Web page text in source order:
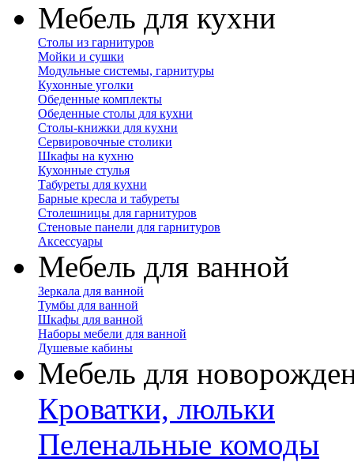
Мебель для кухни
Столы из гарнитуров
Мойки и сушки
Модульные системы, гарнитуры
Кухонные уголки
Обеденные комплекты
Обеденные столы для кухни
Столы-книжки для кухни
Сервировочные столики
Шкафы на кухню
Кухонные стулья
Табуреты для кухни
Барные кресла и табуреты
Столешницы для гарнитуров
Стеновые панели для гарнитуров
Аксессуары
Мебель для ванной
Зеркала для ванной
Тумбы для ванной
Шкафы для ванной
Наборы мебели для ванной
Душевые кабины
Мебель для
Кроватки, люльки
Пеленальные комоды